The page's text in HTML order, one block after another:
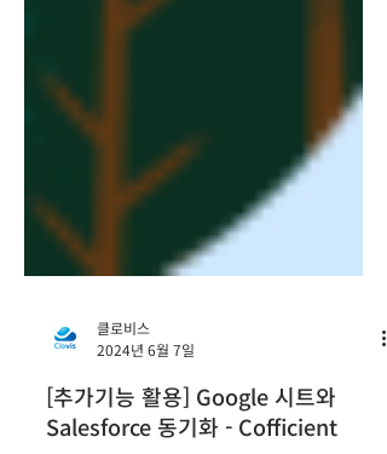
클로비스
2024년 6월 7일
[추가기능 활용] Google 시트와